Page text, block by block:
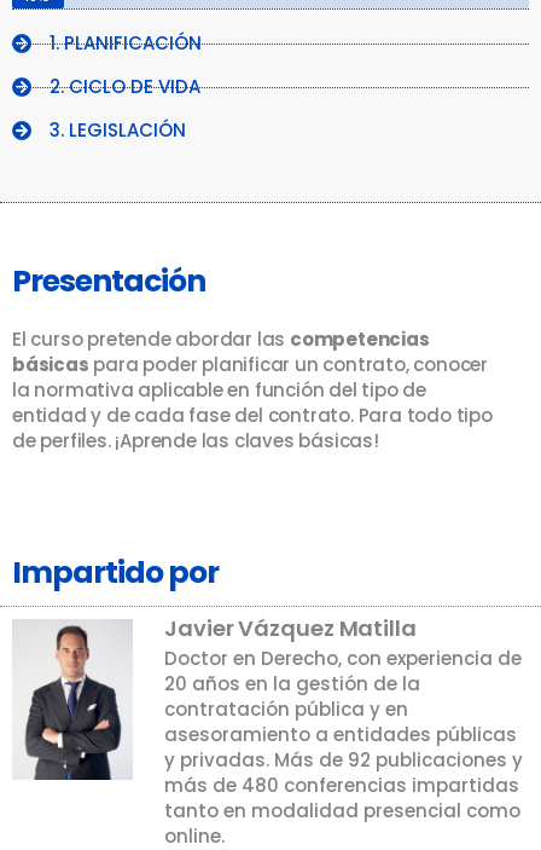
1. PLANIFICACIÓN
2. CICLO DE VIDA
3. LEGISLACIÓN
Presentación
El curso pretende abordar las competencias
básicas para poder planificar un contrato, conocer
la normativa aplicable en función del tipo de
entidad y de cada fase del contrato. Para todo tipo
de perfiles. ¡Aprende las claves básicas!
Impartido por
Javier Vázquez Matilla
Doctor en Derecho, con experiencia de
20 años en la gestión de la
contratación pública y en
asesoramiento a entidades públicas
y privadas. Más de 92 publicaciones y
más de 480 conferencias impartidas
tanto en modalidad presencial como
online.